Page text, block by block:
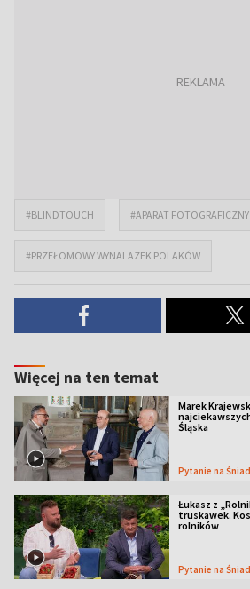
#BLINDTOUCH #APARAT
#PRZEŁOMOWY WYNALAZEK POLAKÓW
Więcej na ten temat
Marek
Śląska
Pytanie na
Łukasz z
truskawek.
rolników
Pytanie na